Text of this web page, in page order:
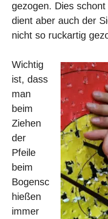
gezogen. Dies
dient aber auch der
nicht so ruckartig
Wichtig
ist, dass
man
beim
Ziehen
der
Pfeile
beim
Bogensc
hießen
immer